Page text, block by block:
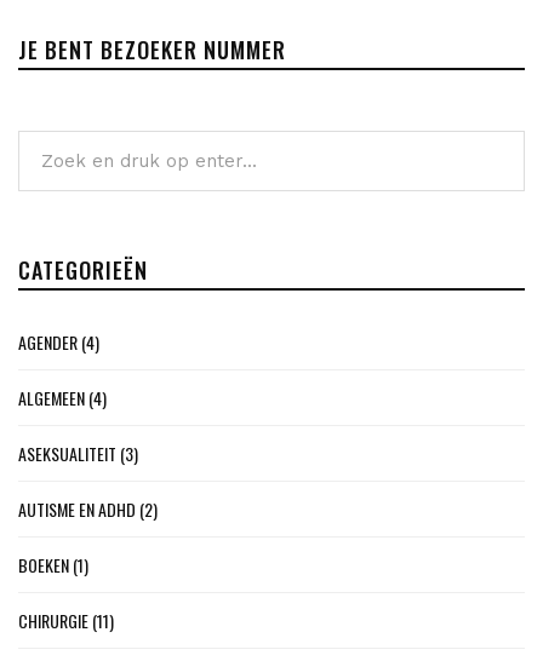
JE BENT BEZOEKER NUMMER
CATEGORIEËN
AGENDER(4)
ALGEMEEN(4)
ASEKSUALITEIT (3)
AUTISME EN ADHD (2)
BOEKEN(1)
CHIRURGIE(11)